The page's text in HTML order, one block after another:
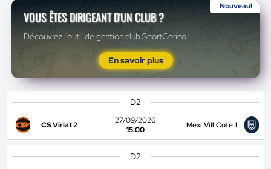
Nouveau!
VOUS ÊTES DIRIGEANT D'UN CLUB ?
Découvrez l'outil de gestion club SportCorico !
En savoir plus
D2
CS Viriat 2
27/09/2026
15:00
Mexi Vill Cote 1
D2